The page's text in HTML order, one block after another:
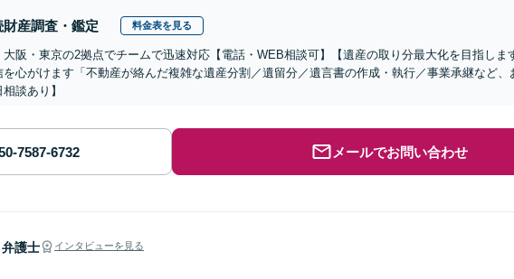
財産調査・鑑定 料金表を見る
大阪・東京の2拠点でチームで迅速対応【電話・WEB相談可】【遺産の取り分最大化を目指しま
を心がけます「不動産が絡んだ複雑な遺産分割／遺留分／遺言書の作成・執行／事業承継など、
談あり】
メールでお問い合わせ
弁護士 インタビューを見る